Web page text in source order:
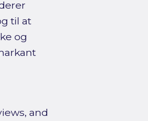
til at
og
and